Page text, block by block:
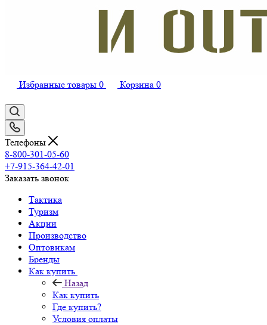
Избранные товары 0 Корзина 0
Телефоны
8-800-301-05-60
+7-915-364-42-01
Заказать звонок
Тактика
Туризм
Акции
Производство
Оптовикам
Бренды
Как купить
Назад
Как купить
Где купить?
Условия оплаты